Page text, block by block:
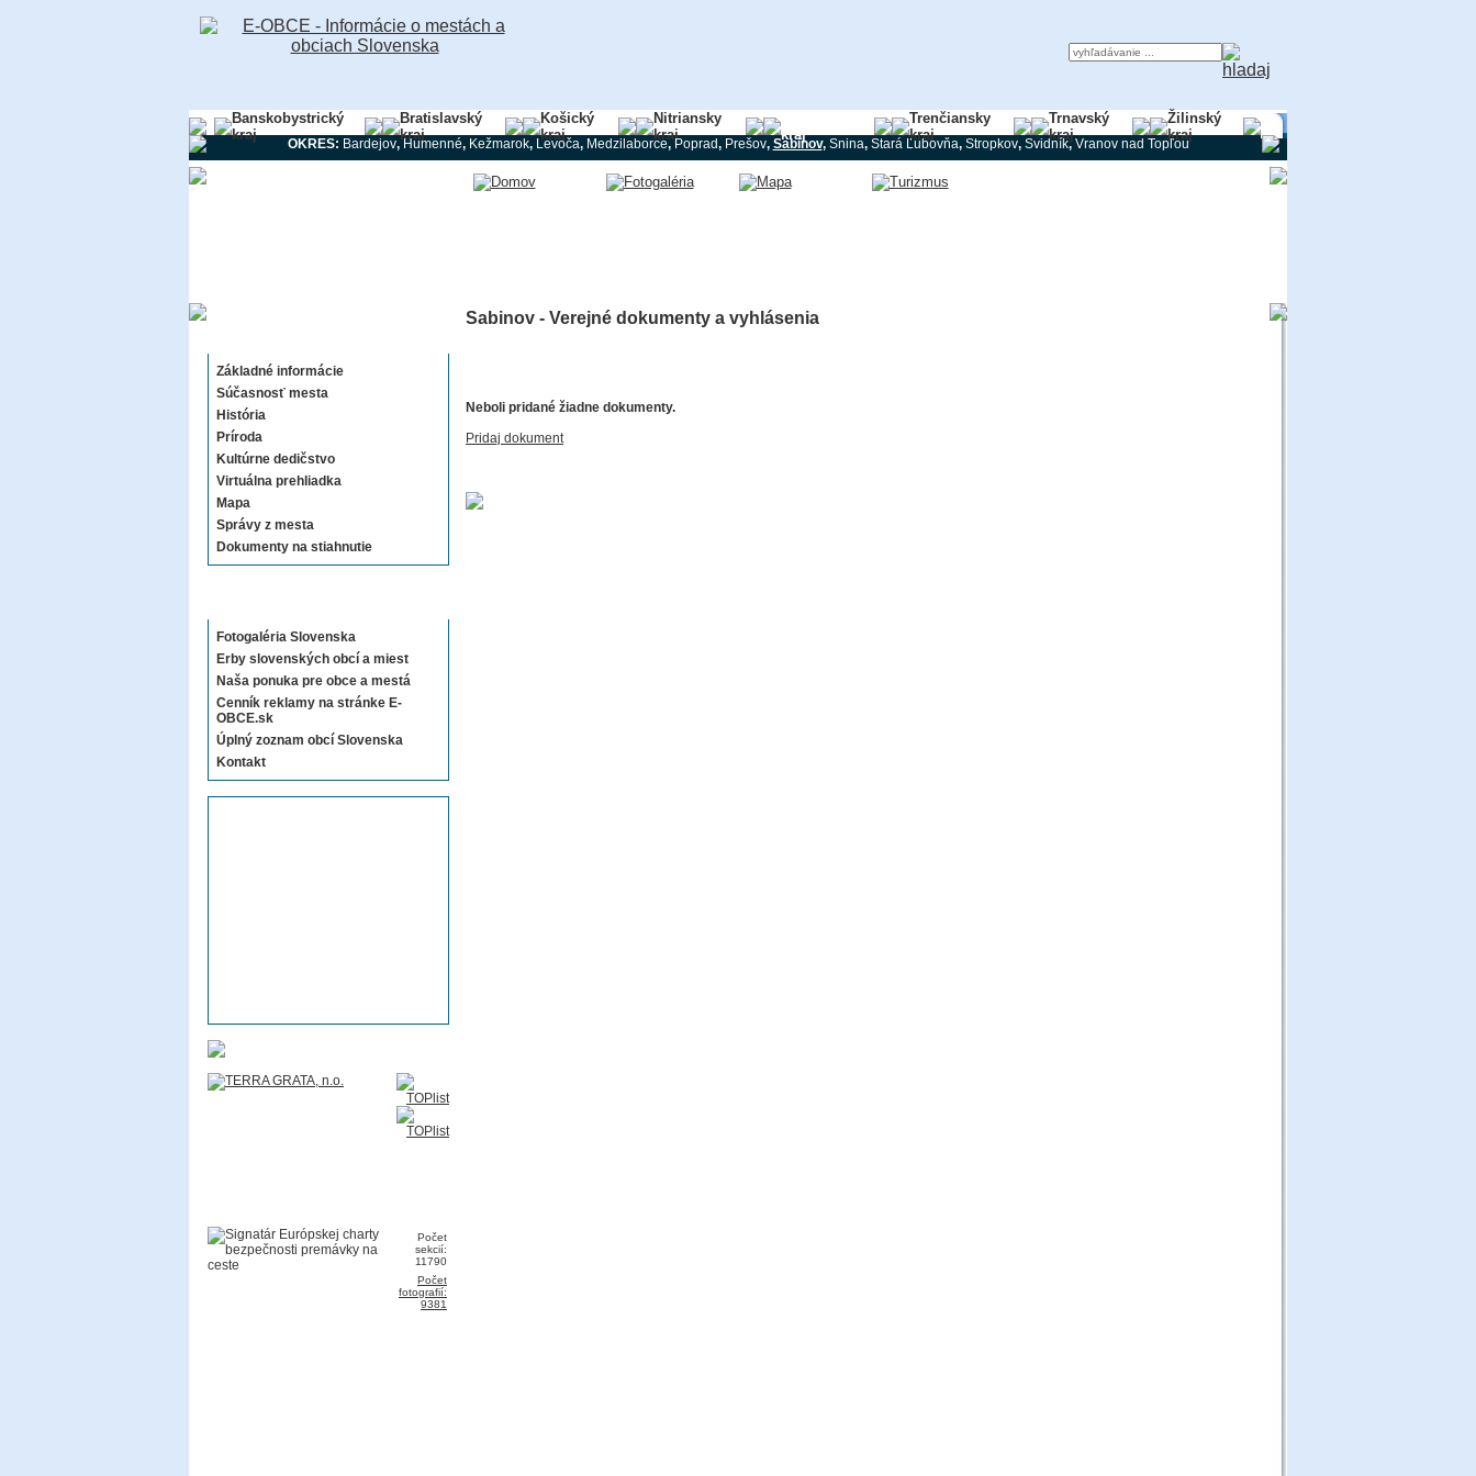
Banskobystrický
kraj
Bratislavský
kraj
Košický
kraj
Nitriansky
kraj
kraj
Trenčiansky
kraj
Trnavský
kraj
Žilinský
kraj
OKRES: Bardejov,Humenné, Kežmarok, Levoča, Medzilaborce,Poprad, Prešov, Sabinov, Snina, Stará Ľubovňa, Stropkov, Svidník,Vranov nad Topľou
Základné informácie
Súčasnosť mesta
História
Príroda
Kultúrne dedičstvo
Virtuálna prehliadka
Mapa
Správy z mesta
Dokumenty na stiahnutie
Fotogaléria Slovenska
Erby slovenských obcí a miest
Naša ponuka pre obce a mestá
Cenník reklamy na stránke E-
OBCE.sk
Úplný zoznam obcí Slovenska
Kontakt
Počet
sekcií:
11790
Počet
fotografií:
9381
Sabinov - Verejné dokumenty a vyhlásenia
Neboli pridané žiadne dokumenty.
Pridaj dokument